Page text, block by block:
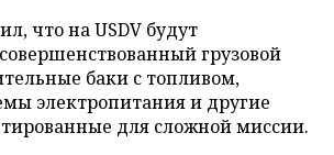
что на USDV будут
грузовой
баки с топливом,
электропитания и другие
для сложной миссии.